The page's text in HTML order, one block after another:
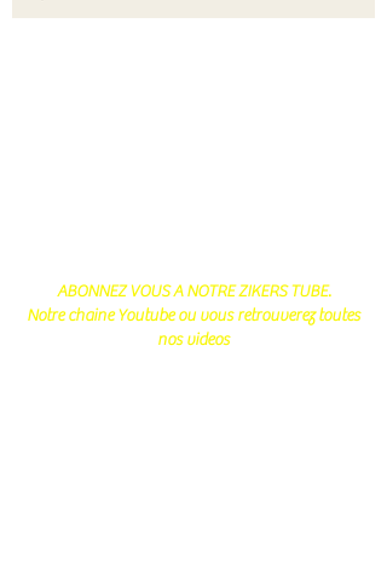
ABONNEZ VOUS A NOTRE ZIKERS TUBE.
Notre chaine Youtube ou vous retrouverez toutes
nos videos